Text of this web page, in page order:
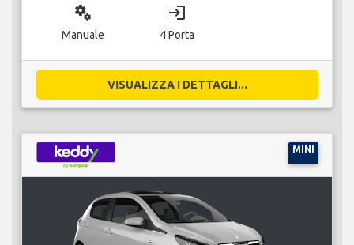
miscellaneous_services
Manuale
login
4 Porta
VISUALIZZA I DETTAGLI...
MINI